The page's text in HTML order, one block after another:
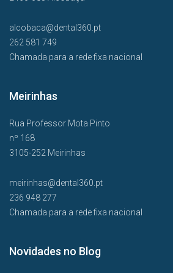
alcobaca@dental360.pt
262 581 749
Chamada para a rede fixa nacional
Meirinhas
Rua Professor Mota Pinto
nº 168
3105-252 Meirinhas
meirinhas@dental360.pt
236 948 277
Chamada para a rede fixa nacional
Novidades no Blog